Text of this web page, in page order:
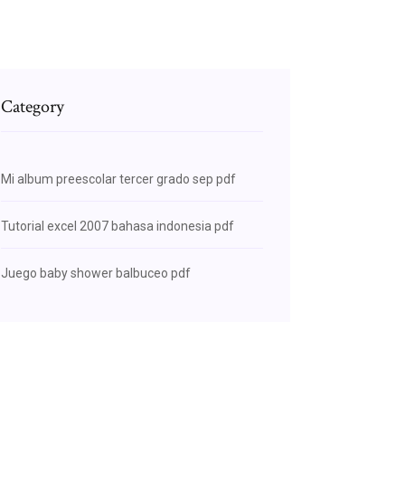
Category
Mi album preescolar tercer grado sep pdf
Tutorial excel 2007 bahasa indonesia pdf
Juego baby shower balbuceo pdf